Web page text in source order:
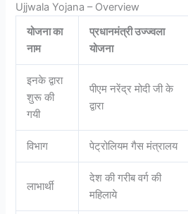
Ujjwala Yojana – Overview
योजना का
नाम
प्रधानमंत्री उज्ज्वला
योजना
इनके द्वारा
शुरू की
गयी
पीएम नरेंद्र मोदी जी के
द्वारा
विभाग पेट्रोलियम गैस मंत्रालय
लाभार्थी
देश की गरीब वर्ग की
महिलाये